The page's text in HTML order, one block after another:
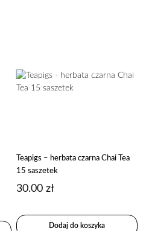
Teapigs – herbata czarna Chai Tea
15 saszetek
30.00zł
Dodaj do koszyka